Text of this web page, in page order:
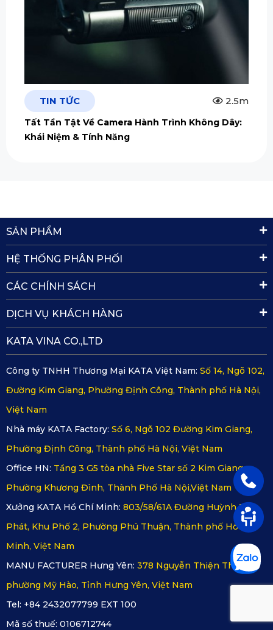
TIN TỨC 2.5m
Tất Tần Tật Về Camera Hành Trình Không Dây:
Khái Niệm & Tính Năng
SẢN PHẨM
HỆ THỐNG PHÂN PHỐI
CÁC CHÍNH SÁCH
DỊCH VỤ KHÁCH HÀNG
KATA VINA CO.,LTD
Công ty TNHH Thương Mại KATA Việt Nam: Số 14, Ngõ 102,
Đường Kim Giang, Phường Định Công, Thành phố Hà Nội,
Việt Nam
Nhà máy KATA Factory: Số 6, Ngõ 102 Đường Kim Giang,
Phường Định Công, Thành phố Hà Nội, Việt Nam
Office HN: Tầng 3 G5 tòa nhà Five Star số 2 Kim Giang,
Phường Khương Đình, Thành Phố Hà Nội,Việt Nam
Xưởng KATA Hồ Chí Minh: 803/58/61A Đường Huỳnh Tấn
Phát, Khu Phố 2, Phường Phú Thuận, Thành phố Hồ Chí
Minh, Việt Nam
MANU FACTURER Hưng Yên: 378 Nguyễn Thiện Thuật,
phường Mỹ Hào, Tỉnh Hưng Yên, Việt Nam
Tel: +84 2432077799 EXT 100
Mã số thuế: 0106712744